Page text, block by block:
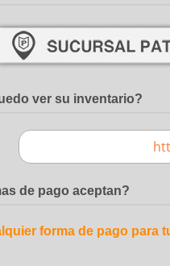
ver su inventario?
de pago aceptan?
forma de pago para